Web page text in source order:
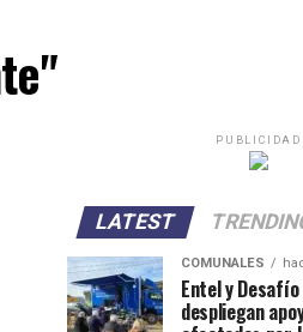
PUBLICIDAD
LATEST
COMUNALES
Entel y
despliegan